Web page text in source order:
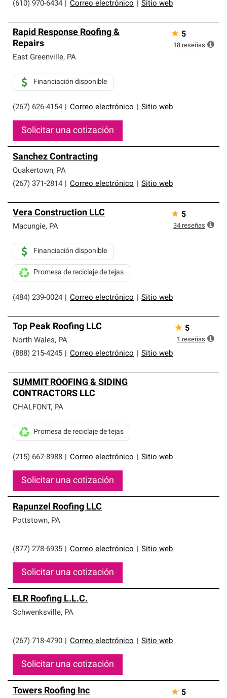
(610) 970-6434 Correo electrónico Sitio web
Rapid Response Roofing &
Repairs
East Greenville, PA
(267) 626-4154 Correo electrónico Sitio web
Financiación disponible
Solicitar una cotización
★ 5
18 reseñas
Sanchez Contracting
Quakertown, PA
(267) 371-2814
Correo electrónico Sitio web
Vera Construction LLC
Macungie, PA
(484) 239-0024 Correo electrónico Sitio web
Financiación disponible
Promesa de reciclaje de tejas
★ 5
34 reseñas
Top Peak Roofing LLC
North Wales, PA
(888) 215-4245
Correo electrónico Sitio web
★ 5
1 reseñas
SUMMIT ROOFING & SIDING
CONTRACTORS LLC
CHALFONT, PA
(215) 667-8988 Correo electrónico Sitio web
Promesa de reciclaje de tejas
Solicitar una cotización
Rapunzel Roofing LLC
Pottstown, PA
(877) 278-6935 Correo electrónico Sitio web
Solicitar una cotización
ELR Roofing L.L.C.
Schwenksville, PA
(267) 718-4790 Correo electrónico Sitio web
Solicitar una cotización
Towers Roofing Inc ★ 5